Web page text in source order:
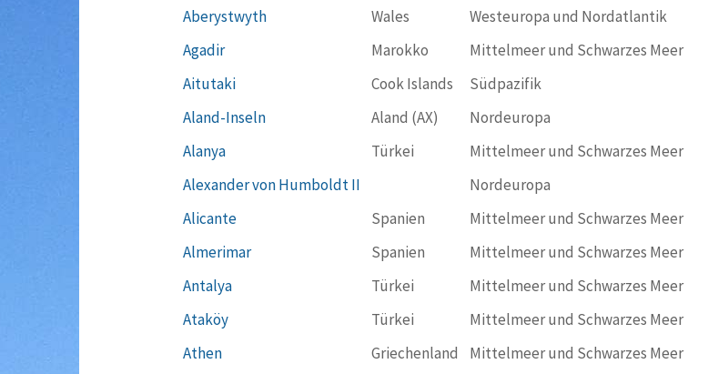
Aberystwyth
Wales
Westeuropa und Nordatlantik
Agadir
Marokko
Mittelmeer und Schwarzes Meer
Aitutaki
Cook Islands
Südpazifik
Aland-Inseln
Aland (AX)
Nordeuropa
Alanya
Türkei
Mittelmeer und Schwarzes Meer
Alexander von Humboldt II
Nordeuropa
Alicante
Spanien
Mittelmeer und Schwarzes Meer
Almerimar
Spanien
Mittelmeer und Schwarzes Meer
Antalya
Türkei
Mittelmeer und Schwarzes Meer
Ataköy
Türkei
Mittelmeer und Schwarzes Meer
Athen
Griechenland
Mittelmeer und Schwarzes Meer